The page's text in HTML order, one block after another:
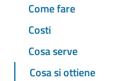
Come fare
Costi
Cosa serve
Cosa si ottiene